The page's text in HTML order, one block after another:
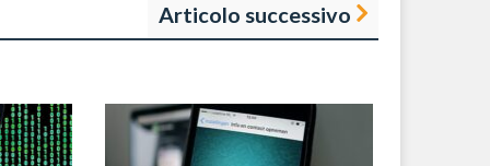
Articolo successivo